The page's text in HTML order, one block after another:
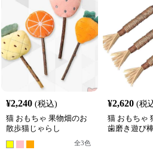
¥2,240 (税込)
猫 おもちゃ 果物畑のお
散歩猫じゃらし
全3色
¥2,620 (税
猫 おもちゃ
歯磨き遊び